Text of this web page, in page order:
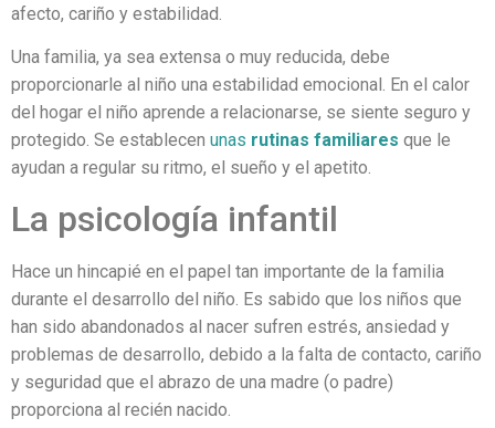
afecto, cariño y estabilidad.
Una familia, ya sea extensa o muy reducida, debe
proporcionarle al niño una estabilidad emocional. En el calor
del hogar el niño aprende a relacionarse, se siente seguro y
protegido. Se establecen unas rutinas familiares que le
ayudan a regular su ritmo, el sueño y el apetito.
La psicología infantil
Hace un hincapié en el papel tan importante de la familia
durante el desarrollo del niño. Es sabido que los niños que
han sido abandonados al nacer sufren estrés, ansiedad y
problemas de desarrollo, debido a la falta de contacto, cariño
y seguridad que el abrazo de una madre (o padre)
proporciona al recién nacido.